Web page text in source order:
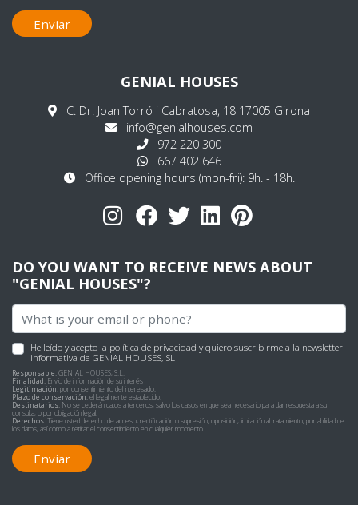
Enviar
GENIAL HOUSES
C. Dr. Joan Torró i Cabratosa, 18 17005 Girona
info@genialhouses.com
972 220 300
667 402 646
Office opening hours (mon-fri): 9h. - 18h.
DO YOU WANT TO RECEIVE NEWS ABOUT
"GENIAL HOUSES"?
He leído y acepto la política de privacidad y quiero suscribirme a la newsletter
informativa de GENIAL HOUSES, SL
Responsable:GENIAL HOUSES, S.L.
Finalidad: Envío de información de su interés
Legitimación:por consentimiento del interesado.
Plazo de conservación:el legalmente establecido.
Destinatarios: No se cederán datos a terceros, salvo los casos en que sea necesario para dar respuesta a su
consulta, o por obligación legal.
Derechos:Tiene usted derecho de acceso, rectificación o supresión, oposición, limitación al tratamiento, portabilidad de
los datos, así como a retirar el consentimiento en cualquier momento.
Enviar